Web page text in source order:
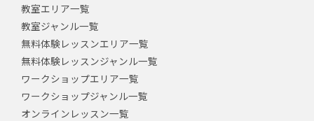
教室エリア一覧
教室ジャンル一覧
無料体験レッスンエリア一覧
無料体験レッスンジャンル一覧
ワークショップエリア一覧
ワークショップジャンル一覧
オンラインレッスン一覧